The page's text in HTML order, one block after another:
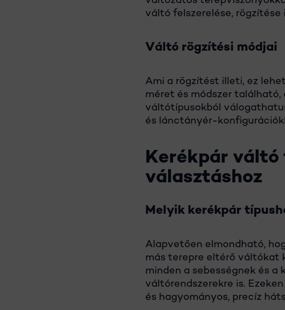
váltó felszerelése,
Váltó rögzítési módjai
Ami a rögzítést illeti, ez
méret és módszer található,
váltótípusokból
és lánctányér-
Kerékpár váltó
választáshoz
Melyik kerékpár
Alapvetően elmondható,
más terepre eltérő váltókat
minden a sebességnek és
váltórendszerekre is.
és hagyományos, precíz